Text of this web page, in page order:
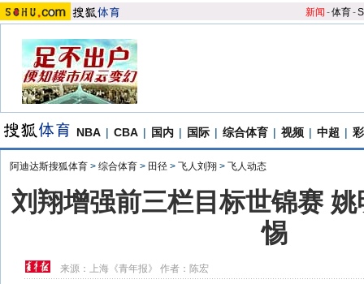
新闻 -体育-S
NBA | CBA | 国内 | 国际 | 综合体育 | 视频 | 中超 |
阿迪达斯搜狐体育 > 综合体育 > 田径 > 飞人刘翔 > 飞人动态
刘翔增强前三栏目标世锦赛
惕
来源： 上海《青年报》 作者：陈宏